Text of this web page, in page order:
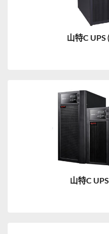
山特C UPS
山特C